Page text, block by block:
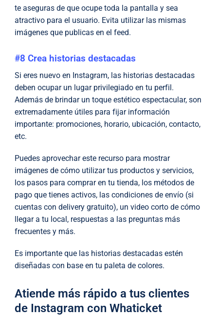
te aseguras de que ocupe toda la pantalla y sea
atractivo para el usuario. Evita utilizar las mismas
imágenes que publicas en el feed.
#8 Crea historias destacadas
Si eres nuevo en Instagram, las historias destacadas
deben ocupar un lugar privilegiado en tu perfil.
Además de brindar un toque estético espectacular, son
extremadamente útiles para fijar información
importante: promociones, horario, ubicación, contacto,
etc.
Puedes aprovechar este recurso para mostrar
imágenes de cómo utilizar tus productos y servicios,
los pasos para comprar en tu tienda, los métodos de
pago que tienes activos, las condiciones de envío (si
cuentas con delivery gratuito), un video corto de cómo
llegar a tu local, respuestas a las preguntas más
frecuentes y más.
Es importante que las historias destacadas estén
diseñadas con base en tu paleta de colores.
Atiende más rápido a tus clientes
de Instagram con Whaticket